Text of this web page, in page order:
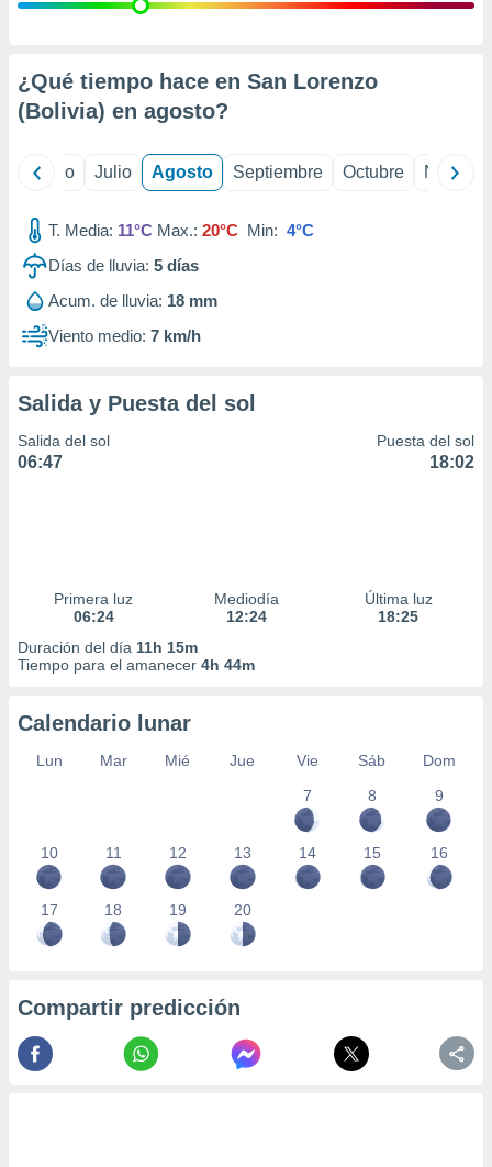
e
mediante
de
1199
¿Qué tiempo hace en San Lorenzo
(Bolivia) en agosto?
Junio Julio Agosto Septiembre Octubre
T. Media: 11°C Max.: 20°C Min: 4°C
Días de lluvia: 5 días
Acum. de lluvia: 18 mm
Viento medio: 7 km/h
Salida y Puesta del sol
Salida del sol
06:47
Puesta del sol
18:02
Primera luz
06:24
Mediodía
12:24
Última luz
18:25
Duración del día 11h 15m
Tiempo para el amanecer 4h 44m
Calendario lunar
Lun Mar Mié Jue Vie Sáb
Dom
7
8 9
10 11 12 13 14 15 16
17 18 19 20
Compartir predicción